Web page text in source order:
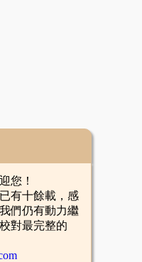
您！
有十餘載，感
們仍有動力繼
對最完整的